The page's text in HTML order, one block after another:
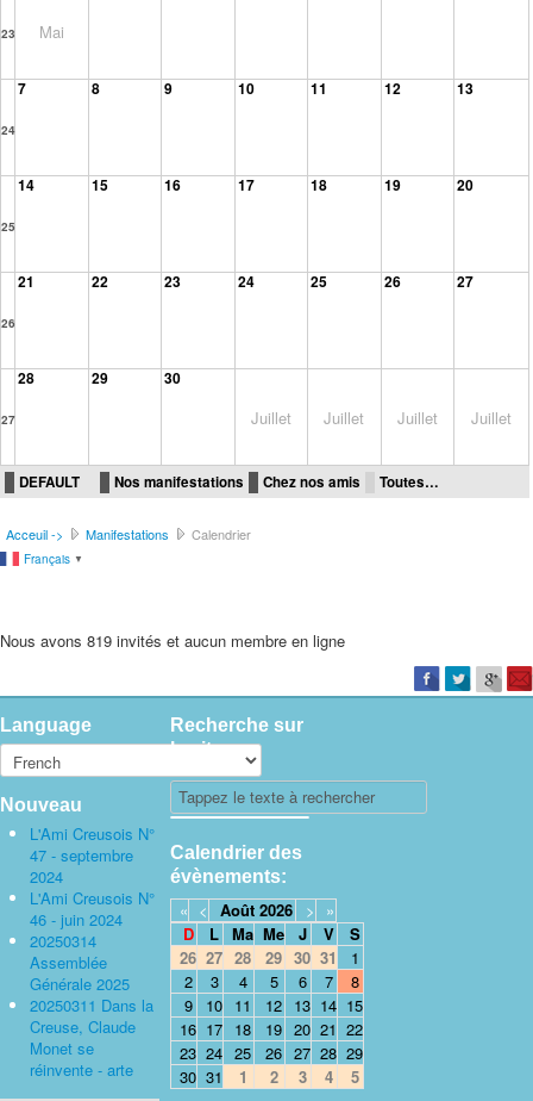
23 Mai
24
7 8 9 10 11 12 13
25
14 15 16 17 18 19 20
26
21 22 23 24 25 26 27
27
28 29 30
Juillet Juillet Juillet Juillet
DEFAULT Nos manifestations Chez nos amis Toutes…
Acceuil -> Manifestations Calendrier
Français ▼
Nous avons 819 invités et aucun membre en ligne
Language
Nouveau
L'Ami Creusois N°
47 - septembre
2024
L'Ami Creusois N°
46 - juin 2024
20250314
Assemblée
Générale 2025
20250311 Dans la
Creuse, Claude
Monet se
réinvente - arte
Recherche sur
le site
Calendrier des
évènements:
« < Août 2026 >
»
D
L Ma Me J V
S
26 27 28 29 30 31
1
2
3 4 5 6 7
8
9
10 11 12 13 14 15
16 17 18 19 20 21 22
23 24 25 26 27 28 29
30 31 1 2 3 4 5